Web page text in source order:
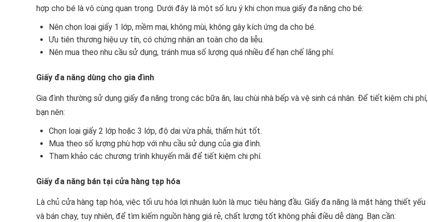
hợp cho bé là vô cùng quan trọng. Dưới đây là một số lưu ý khi chọn mua giấy đa năng cho bé:
Nên chọn loại giấy 1 lớp, mềm mại, không mùi, không gây kích ứng da cho bé.
Ưu tiên thương hiệu uy tín, có chứng nhận an toàn cho da liễu.
Nên mua theo nhu cầu sử dụng, tránh mua số lượng quá nhiều để hạn chế lãng phí.
Giấy đa năng dùng cho gia đình
Gia đình thường sử dụng giấy đa năng trong các bữa ăn, lau chùi nhà bếp và vệ sinh cá nhân. Để tiết kiệm chi phí,
bạn nên:
Chọn loại giấy 2 lớp hoặc 3 lớp, độ dai vừa phải, thấm hút tốt.
Mua theo số lượng phù hợp với nhu cầu sử dụng của gia đình.
Tham khảo các chương trình khuyến mãi để tiết kiệm chi phí.
Giấy đa năng bán tại cửa hàng tạp hóa
Là chủ cửa hàng tạp hóa, việc tối ưu hóa lợi nhuận luôn là mục tiêu hàng đầu. Giấy đa năng là mặt hàng thiết yếu
và bán chạy, tuy nhiên, để tìm kiếm nguồn hàng giá rẻ, chất lượng tốt không phải điều dễ dàng. Bạn cần: